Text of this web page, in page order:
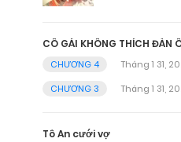
CÔ GÁI KHÔNG THÍCH ĐÀN
CHƯƠNG 4
Tháng 1 31,
CHƯƠNG 3
Tháng 1 31,
Tô An cưới vợ